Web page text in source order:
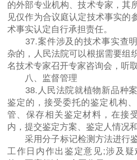
的外部专业机构、技术专家，其
见仅作为合议庭认定技术事实的
术事实认定自行承担责任。
37.案件涉及的技术事实查明
杂的，人民法院可以根据需要组
名技术专家召开专家咨询会，听
八、监督管理
38.人民法院就植物新品种案
鉴定的，接受委托的鉴定机构
管、保存相关鉴定材料，在接
内，提交鉴定方案、鉴定人情况
采用分子标记检测方法进行
工作日内作出鉴定意见;涉及